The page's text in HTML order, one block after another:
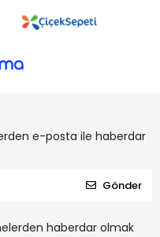
e-posta ile haberdar
Gönder
haberdar olmak